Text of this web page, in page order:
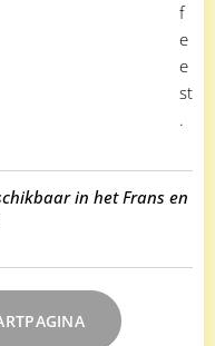
f
e
e
st
.
in het Frans en